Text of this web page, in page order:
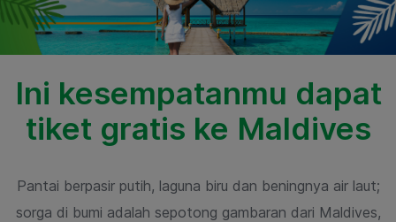
Ini kesempatanmu dapat
tiket gratis ke Maldives
Pantai berpasir putih, laguna biru dan beningnya air laut;
sorga di bumi adalah sepotong gambaran dari Maldives,